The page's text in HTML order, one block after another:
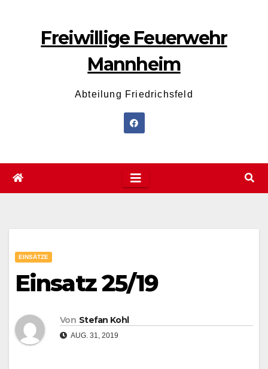
Freiwillige Feuerwehr
Mannheim
Abteilung Friedrichsfeld
EINSÄTZE
Einsatz 25/19
Von Stefan Kohl
AUG. 31, 2019